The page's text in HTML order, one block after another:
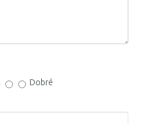
Dobré